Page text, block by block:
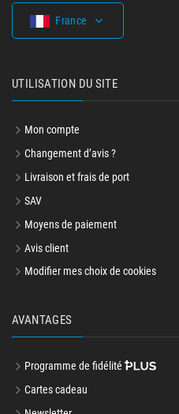
France
UTILISATION DU SITE
Mon compte
Changement d’avis ?
Livraison et frais de port
SAV
Moyens de paiement
Avis client
Modifier mes choix de cookies
AVANTAGES
Programme de fidélité
Cartes cadeau